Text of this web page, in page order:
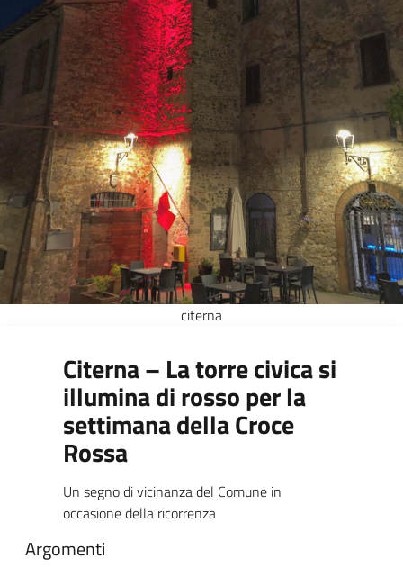
citerna
Citerna – La torre civica si
illumina di rosso per la
settimana della Croce
Rossa
Un segno di vicinanza del Comune in
occasione della ricorrenza
Argomenti